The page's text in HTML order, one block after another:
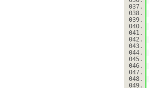
037.
038.
039.
040.
041.
042.
043.
044.
045.
046.
047.
048.
049.